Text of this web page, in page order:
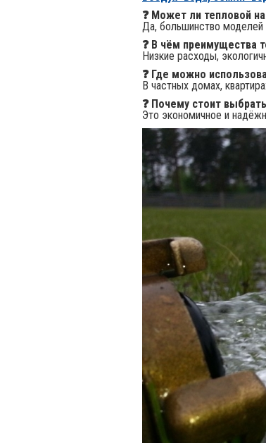
❓ Может ли тепловой
Да, большинство моделей
❓ В чём преимущества
Низкие расходы,
❓ Где можно
В частных домах,
❓ Почему стоит
Это экономичное и